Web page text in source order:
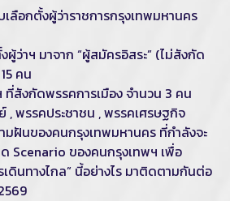
ลือกตั้งผู้ว่าราชการกรุงเทพมหานคร
ว่าฯ มาจาก “ผู้สมัครอิสระ” (ไม่สังกัด
คน
สังกัดพรรคการเมือง จำนวน 3 คน
, พรรคประชาชน , พรรคเศรษฐกิจ
มฝันของคนกรุงเทพมหานคร ที่กำลังจะ
Scenario ของคนกรุงเทพฯ เพื่อ
ดินทางไกล” นี้อย่างไร มาติดตามกันต่อ